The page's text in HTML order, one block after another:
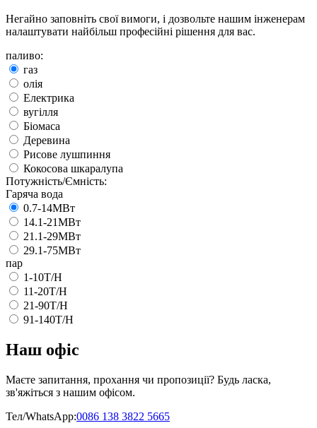
Негайно заповніть свої вимоги, і дозвольте нашим інженерам
налаштувати найбільш професійні рішення для вас.
паливо:
газ
олія
Електрика
вугілля
Біомаса
Деревина
Рисове лушпиння
Кокосова шкаралупа
Потужність/Ємність:
Гаряча вода
0.7-14МВт
14.1-21МВт
21.1-29МВт
29.1-75МВт
пар
1-10T/H
11-20T/H
21-90T/H
91-140T/H
Наш офіс
Маєте запитання, прохання чи пропозиції? Будь ласка,
зв'яжіться з нашим офісом.
Тел/WhatsApp:0086 138 3822 5665